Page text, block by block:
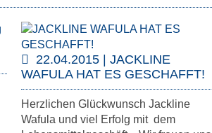
22.04.2015 | JACKLINE
WAFULA HAT ES GESCHAFFT!
Herzlichen Glückwunsch Jackline
Wafula und viel Erfolg mit dem